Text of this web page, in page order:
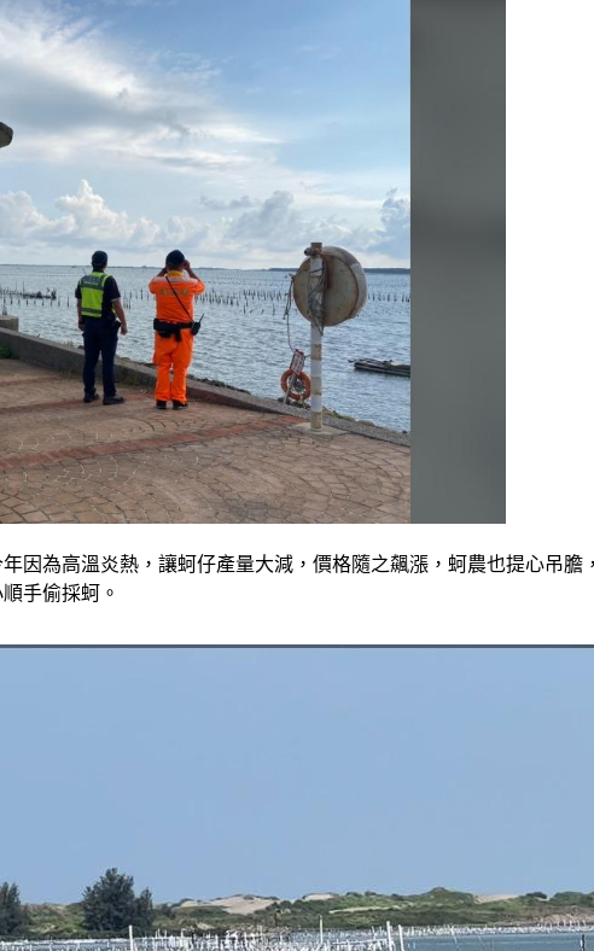
因為高溫炎熱，讓蚵仔產量大減，價格隨之飆漲，蚵農也提心吊
手偷採蚵。